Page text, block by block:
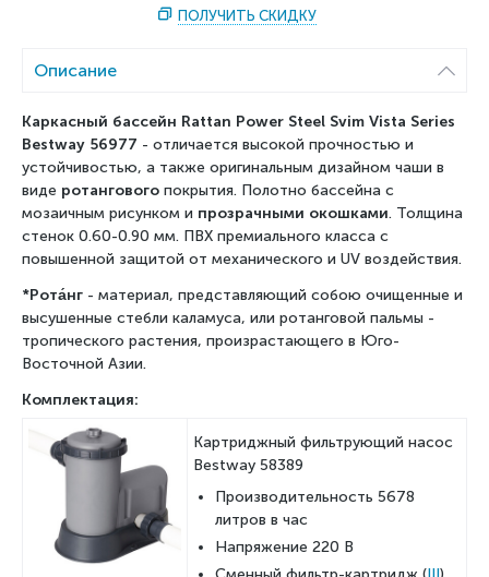
ПОЛУЧИТЬ СКИДКУ
Описание
Каркасный бассейн Rattan Power Steel Svim Vista Series
Bestway 56977 - отличается высокой прочностью и
устойчивостью, а также оригинальным дизайном чаши в
виде ротангового покрытия. Полотно бассейна с
мозаичным рисунком и прозрачными окошками. Толщина
стенок 0.60-0.90 мм. ПВХ премиального класса с
повышенной защитой от механического и UV воздействия.
*Рота́нг - материал, представляющий собою очищенные и
высушенные стебли каламуса, или ротанговой пальмы -
тропического растения, произрастающего в Юго-
Восточной Азии.
Комплектация:
Картриджный фильтрующий насос
Bestway 58389
Производительность 5678
литров в час
Напряжение 220 В